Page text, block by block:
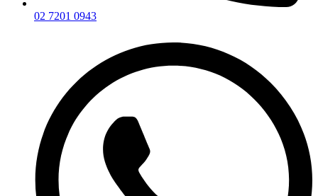
02 7201 0943